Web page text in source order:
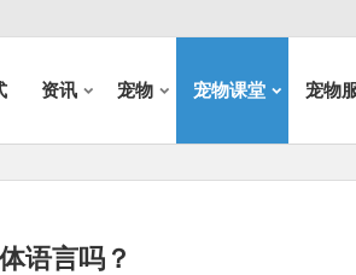
资讯 宠物 宠物课堂 宠物
语言吗？